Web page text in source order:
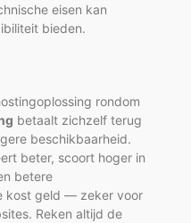
eisen kan
bieden.
rondom
betaalt zichzelf terug
beschikbaarheid.
beter, scoort hoger in
betere
kost geld — zeker voor
Reken altijd de